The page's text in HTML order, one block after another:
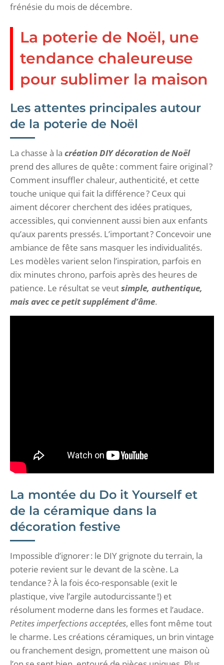
frénésie du mois de décembre.
La poterie de Noël, une
tendance chaleureuse
pour sublimer la maison
Les attentes principales autour
de la poterie de Noël
La chasse à la création DIY décoration de Noël
prend des allures de quête : comment faire original ?
Comment insuffler chaleur, authenticité, et cette
touche unique qui fait la différence ? Ceux qui
aiment décorer cherchent des idées pratiques,
accessibles, qui conviennent aussi bien aux enfants
qu’aux parents pressés. L’important ? Concevoir une
ambiance de fête sans masquer les individualités.
Les modèles varient selon l’inspiration, parfois en
dix minutes chrono, parfois après des heures de
patience. Le résultat se veutsimple, authentique,
mais avec ce petit supplément d’âme.
La montée du Do it Yourself et
de la céramique dans la
décoration festive
Impossible d’ignorer : le DIY grignote du terrain, la
poterie revient sur le devant de la scène. La
tendance ? À la fois éco-responsable (exit le
plastique, vive l’argile autodurcissante !) et
résolument moderne dans les formes et l’audace.
Petites imperfections acceptées, elles font même tout
le charme. Les créations céramiques, un brin vintage
ou franchement design, promettent une maison où